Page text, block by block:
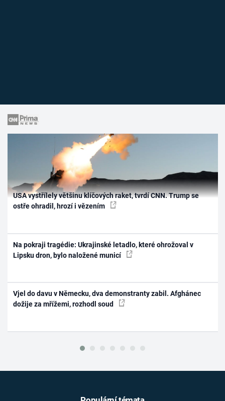
USA vystřílely většinu klíčových raket, tvrdí CNN. Trump se
ostře ohradil, hrozí i vězením
Na pokraji tragédie: Ukrajinské letadlo, které ohrožoval v
Lipsku dron, bylo naložené municí
Vjel do davu v Německu, dva demonstranty zabil. Afghánec
dožije za mřížemi, rozhodl soud